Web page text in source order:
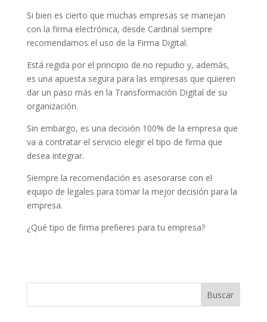
Si bien es cierto que muchas empresas se manejan
con la firma electrónica, desde Cardinal siempre
recomendamos el uso de la Firma Digital.
Está regida por el principio de no repudio y, además,
es una apuesta segura para las empresas que quieren
dar un paso más en la Transformación Digital de su
organización.
Sin embargo, es una decisión 100% de la empresa que
va a contratar el servicio elegir el tipo de firma que
desea integrar.
Siempre la recomendación es asesorarse con el
equipo de legales para tomar la mejor decisión para la
empresa.
¿Qué tipo de firma prefieres para tu empresa?